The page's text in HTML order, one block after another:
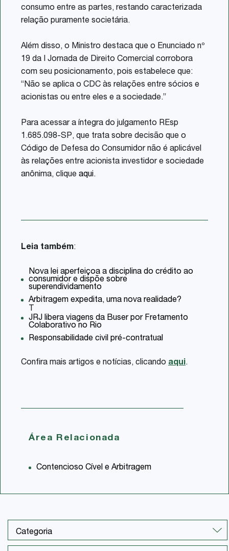
consumo entre as partes, restando caracterizada
relação puramente societária.
Além disso, o Ministro destaca que o Enunciado nº
19 da I Jornada de Direito Comercial corrobora
com seu posicionamento, pois estabelece que:
“Não se aplica o CDC às relações entre sócios e
acionistas ou entre eles e a sociedade.”
Para acessar a íntegra do julgamento REsp
1.685.098-SP, que trata sobre decisão que o
Código de Defesa do Consumidor não é aplicável
às relações entre acionista investidor e sociedade
anônima, clique aqui.
Leia também:
Nova lei aperfeiçoa a disciplina do crédito ao
consumidor e dispõe sobre
superendividamento
Arbitragem expedita, uma nova realidade?
T
JRJ libera viagens da Buser por Fretamento
Colaborativo no Rio
Responsabilidade civil pré-contratual
Confira mais artigos e notícias, clicando aqui.
Área Relacionada
Contencioso Cível e Arbitragem